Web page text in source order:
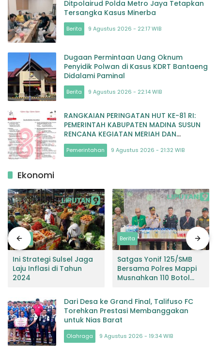
Ditpolairud Polda Metro Jaya Tetapkan
Tersangka Kasus Minerba
Berita 9 Agustus 2026 - 22:17 WIB
Dugaan Permintaan Uang Oknum
Penyidik Polwan di Kasus KDRT Bantaeng
Didalami Paminal
Berita 9 Agustus 2026 - 22:14 WIB
RANGKAIAN PERINGATAN HUT KE-81 RI:
PEMERINTAH KABUPATEN MADINA SUSUN
RENCANA KEGIATAN MERIAH DAN
BERMAKNA
Pemerintahan 9 Agustus 2026 - 21:32 WIB
Ekonomi
Berita
Ini Strategi Sulsel Jaga
Laju Inflasi di Tahun
2024
Berita
Satgas Yonif 125/SMB
Bersama Polres Mappi
Musnahkan 110 Botol
Dari Desa ke Grand Final, Talifuso FC
Torehkan Prestasi Membanggakan
untuk Nias Barat
Olahraga 9 Agustus 2026 - 19:34 WIB